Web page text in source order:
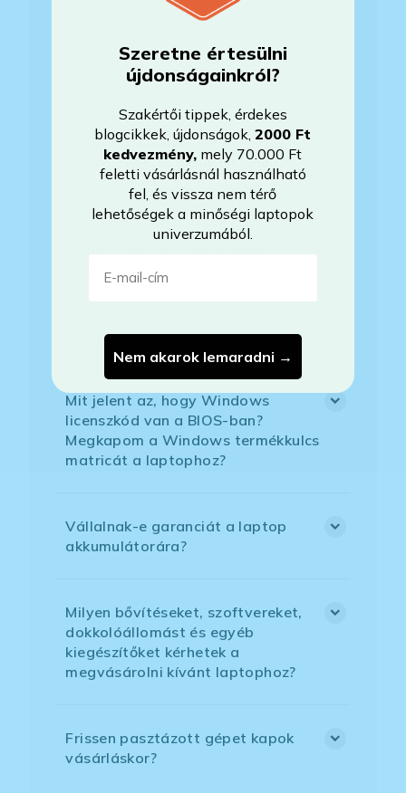
Mit jelent, hogy magyar/magyar
kiosztású európai/külföldi kiosztású
Bankkártyával tudok Önöknél
fizetni?
kiszemelt laptopot?
Áfás számlát tudnak adni?
Mit jelent az, hogy Windows
licenszkód van a BIOS-ban?
Megkapom a Windows termékkulcs
matricát a laptophoz?
Vállalnak-e garanciát a laptop
akkumulátorára?
Milyen bővítéseket, szoftvereket,
dokkolóállomást és egyéb
kiegészítőket kérhetek a
megvásárolni kívánt laptophoz?
Frissen pasztázott gépet kapok
vásárláskor?
Szeretne értesülni
újdonságainkról?
Szakértői tippek, érdekes
blogcikkek, újdonságok,2000 Ft
kedvezmény, mely 70.000 Ft
feletti vásárlásnál használható
fel, és vissza nem térő
lehetőségek a minőségi laptopok
univerzumából.
Nem akarok lemaradni →